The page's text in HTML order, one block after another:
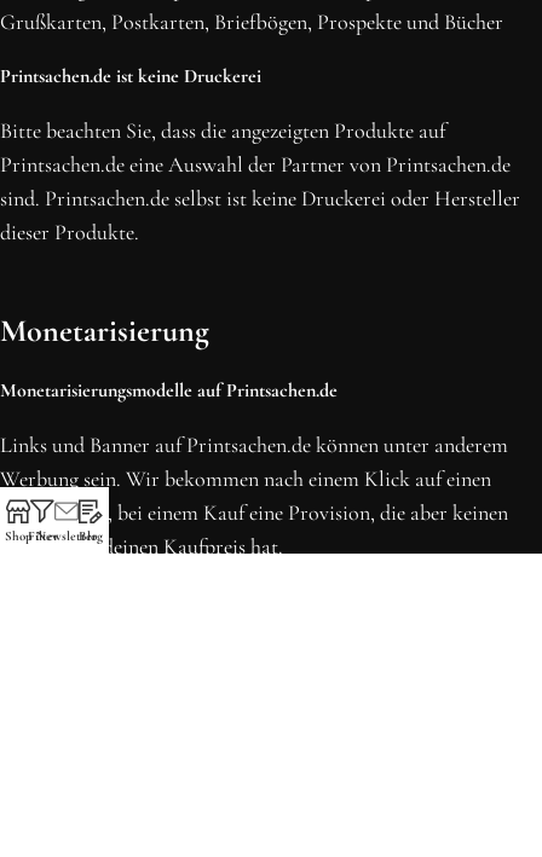
Grußkarten, Postkarten, Briefbögen, Prospekte und Bücher
Printsachen.de ist keine Druckerei
Bitte beachten Sie, dass die angezeigten Produkte auf
Printsachen.de eine Auswahl der Partner von Printsachen.de
sind. Printsachen.de selbst ist keine Druckerei oder Hersteller
dieser Produkte.
Monetarisierung
Monetarisierungsmodelle auf Printsachen.de
Links und Banner auf Printsachen.de können unter anderem
Werbung sein. Wir bekommen nach einem Klick auf einen
solchen Link, bei einem Kauf eine Provision, die aber keinen
Einfluss auf deinen Kaufpreis hat.
ShopFilter
Newsletter
Blog